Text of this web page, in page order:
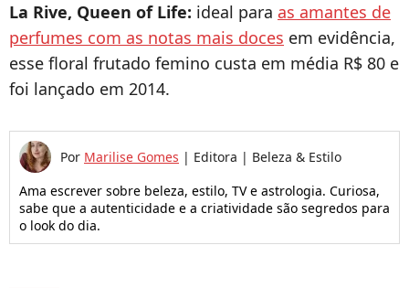
La Rive, Queen of Life: ideal para as amantes de
perfumes com as notas mais doces em evidência,
esse floral frutado femino custa em média R$ 80 e
foi lançado em 2014.
Por Marilise Gomes | Editora | Beleza & Estilo
Ama escrever sobre beleza, estilo, TV e astrologia. Curiosa,
sabe que a autenticidade e a criatividade são segredos para
o look do dia.